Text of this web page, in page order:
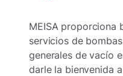
MEISA proporciona
servicios de
generales de vacío
darle la bienvenida